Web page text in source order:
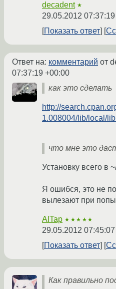
decadent ★
29.05.2012
Показать ответ
Ответ на: комментарий от
07:37:19 +00:00
как это сделать
http://
1.008004/lib/local/
что мне это
Установку всего в
Я ошибся, это не
вылезают при
AITap ★★★★★
29.05.2012
Показать ответ
Как правильно